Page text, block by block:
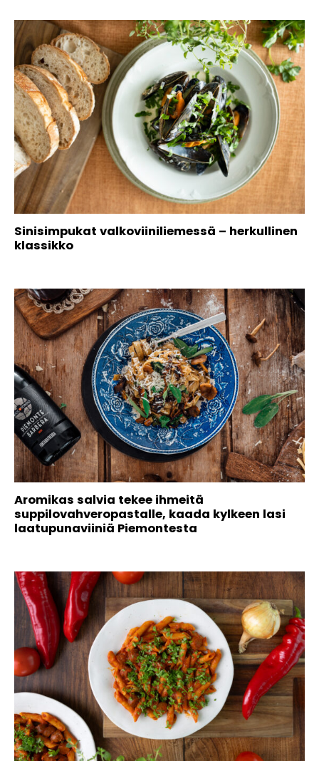
Sinisimpukat valkoviiniliemessä – herkullinen
klassikko
Aromikas salvia tekee ihmeitä
suppilovahveropastalle, kaada kylkeen lasi
laatupunaviiniä Piemontesta